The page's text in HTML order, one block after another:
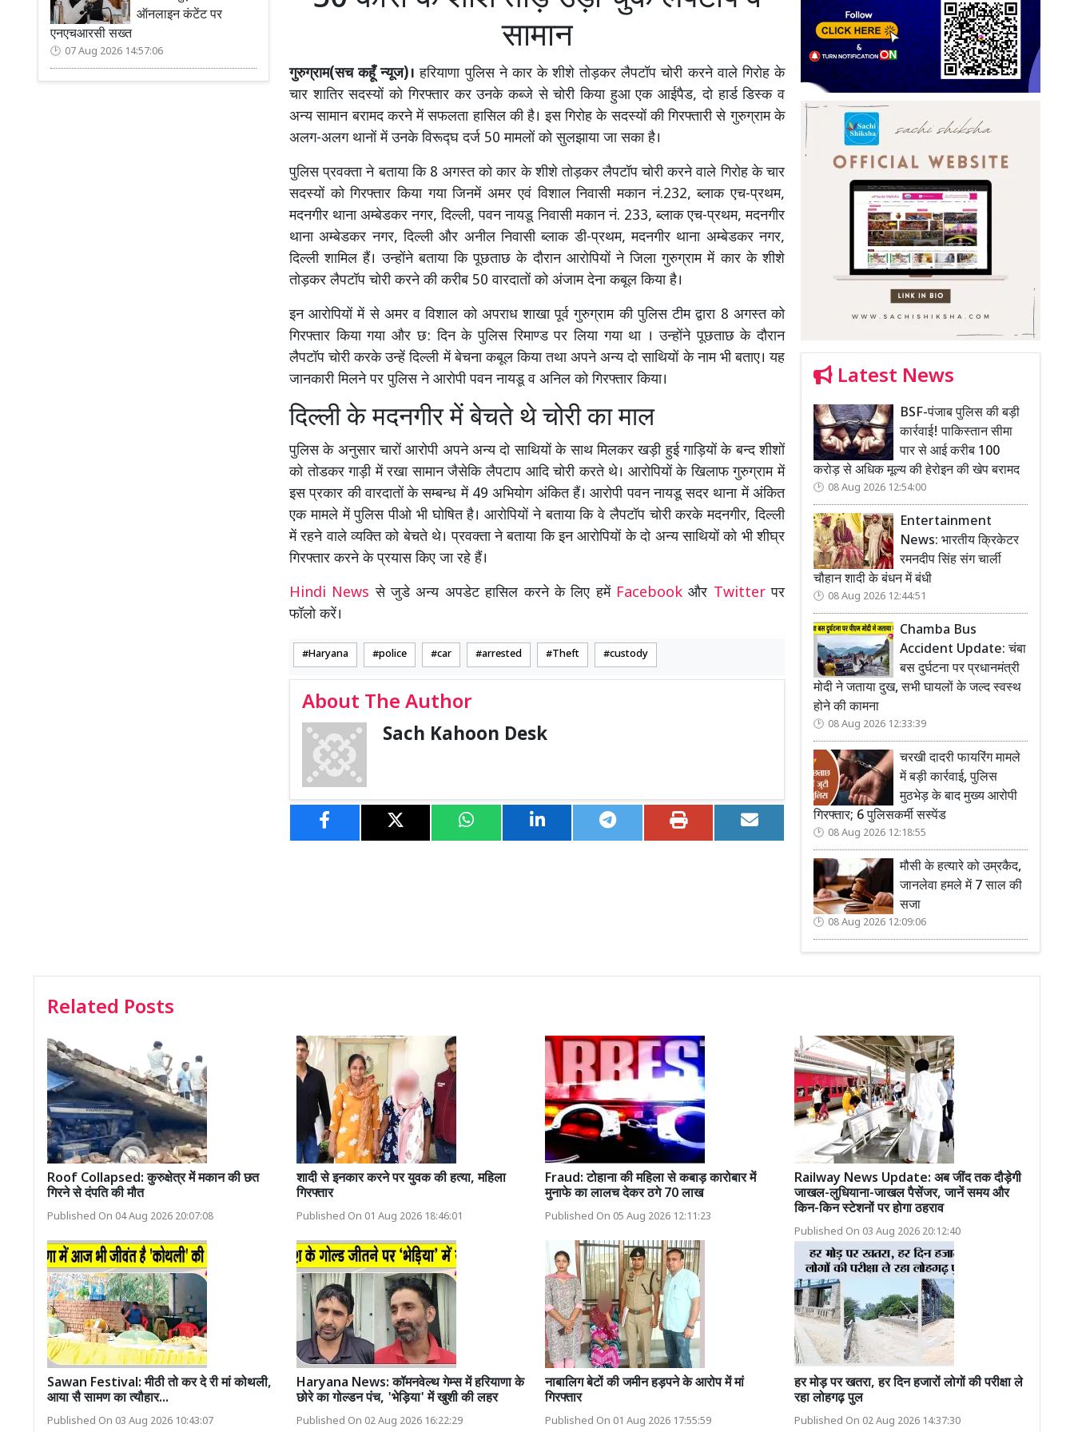
ऑनलाइन कंटेंट पर
एनएचआरसी सख्त
07 Aug 2026 14:57:06
सामान
गुरुग्राम(सच कहूँ न्यूज)। हरियाणा पुलिस ने कार के शीशे तोड़कर लैपटॉप चोरी करने वाले गिरोह के
चार शातिर सदस्यों को गिरफ्तार कर उनके कब्जे से चोरी किया हुआ एक आईपैड, दो हार्ड डिस्क व
अन्य सामान बरामद करने में सफलता हासिल की है। इस गिरोह के सदस्यों की गिरफ्तारी से गुरुग्राम के
अलग-अलग थानों में उनके विरूद्घ दर्ज 50 मामलों को सुलझाया जा सका है।
पुलिस प्रवक्ता ने बताया कि 8 अगस्त को कार के शीशे तोड़कर लैपटॉप चोरी करने वाले गिरोह के चार
सदस्यों को गिरफ्तार किया गया जिनमें अमर एवं विशाल निवासी मकान नं.232, ब्लाक एच-प्रथम,
मदनगीर थाना अम्बेडकर नगर, दिल्ली, पवन नायडू निवासी मकान नं. 233, ब्लाक एच-प्रथम, मदनगीर
थाना अम्बेडकर नगर, दिल्ली और अनील निवासी ब्लाक डी-प्रथम, मदनगीर थाना अम्बेडकर नगर,
दिल्ली शामिल हैं। उन्होंने बताया कि पूछताछ के दौरान आरोपियों ने जिला गुरुग्राम में कार के शीशे
तोड़कर लैपटॉप चोरी करने की करीब 50 वारदातों को अंजाम देना कबूल किया है।
इन आरोपियों में से अमर व विशाल को अपराध शाखा पूर्व गुरुग्राम की पुलिस टीम द्वारा 8 अगस्त को
गिरफ्तार किया गया और छ: दिन के पुलिस रिमाण्ड पर लिया गया था । उन्होंने पूछताछ के दौरान
लैपटॉप चोरी करके उन्हें दिल्ली में बेचना कबूल किया तथा अपने अन्य दो साथियों के नाम भी बताए। यह
जानकारी मिलने पर पुलिस ने आरोपी पवन नायडू व अनिल को गिरफ्तार किया।
दिल्ली के मदनगीर में बेचते थे चोरी का माल
पुलिस के अनुसार चारों आरोपी अपने अन्य दो साथियों के साथ मिलकर खड़ी हुई गाड़ियों के बन्द शीशों
को तोडकर गाड़ी में रखा सामान जैसेकि लैपटाप आदि चोरी करते थे। आरोपियों के खिलाफ गुरुग्राम में
इस प्रकार की वारदातों के सम्बन्ध में 49 अभियोग अंकित हैं। आरोपी पवन नायडू सदर थाना में अंकित
एक मामले में पुलिस पीओ भी घोषित है। आरोपियों ने बताया कि वे लैपटॉप चोरी करके मदनगीर, दिल्ली
में रहने वाले व्यक्ति को बेचते थे। प्रवक्ता ने बताया कि इन आरोपियों के दो अन्य साथियों को भी शीघ्र
गिरफ्तार करने के प्रयास किए जा रहे हैं।
Hindi Newsसे जुडे अन्य अपडेट हासिल करने के लिए हमें Facebookऔर Twitterपर
फॉलो करें।
Haryana police car arrested Theft custody
About The Author
Sach Kahoon Desk
Latest News
BSF-पंजाब पुलिस की बड़ी
कार्रवाई! पाकिस्तान सीमा
पार से आई करीब 100
करोड़ से अधिक मूल्य की हेरोइन की खेप बरामद
08 Aug 2026 12:54:00
Entertainment
News: भारतीय क्रिकेटर
रमनदीप सिंह संग चार्ली
चौहान शादी के बंधन में बंधी
08 Aug 2026 12:44:51
Chamba Bus
Accident Update: चंबा
बस दुर्घटना पर प्रधानमंत्री
मोदी ने जताया दुख, सभी घायलों के जल्द स्वस्थ
होने की कामना
08 Aug 2026 12:33:39
चरखी दादरी फायरिंग मामले
में बड़ी कार्रवाई, पुलिस
मुठभेड़ के बाद मुख्य आरोपी
गिरफ्तार; 6 पुलिसकर्मी सस्पेंड
08 Aug 2026 12:18:55
मौसी के हत्यारे को उम्रकैद,
जानलेवा हमले में 7 साल की
सजा
08 Aug 2026 12:09:06
Related Posts
Roof Collapsed: कुरुक्षेत्र में मकान की छत
गिरने से दंपति की मौत
Published On 04 Aug 2026 20:07:08
शादी से इनकार करने पर युवक की हत्या, महिला
गिरफ्तार
Published On 01 Aug 2026 18:46:01
Fraud: टोहाना की महिला से कबाड़ कारोबार में
मुनाफे का लालच देकर ठगे 70 लाख
Published On 05 Aug 2026 12:11:23
Railway News Update: अब जींद तक दौड़ेगी
जाखल-लुधियाना-जाखल पैसेंजर, जानें समय और
किन-किन स्टेशनों पर होगा ठहराव
Published On 03 Aug 2026 20:12:40
Sawan Festival: मीठी तो कर दे री मां कोथली,
आया सै सामण का त्यौहार...
Published On 03 Aug 2026 10:43:07
Haryana News: कॉमनवेल्थ गेम्स में हरियाणा के
छोरे का गोल्डन पंच, 'भेड़िया' में खुशी की लहर
Published On 02 Aug 2026 16:22:29
नाबालिग बेटों की जमीन हड़पने के आरोप में मां
गिरफ्तार
Published On 01 Aug 2026 17:55:59
हर मोड़ पर खतरा, हर दिन हजारों लोगों की परीक्षा ले
रहा लोहगढ़ पुल
Published On 02 Aug 2026 14:37:30